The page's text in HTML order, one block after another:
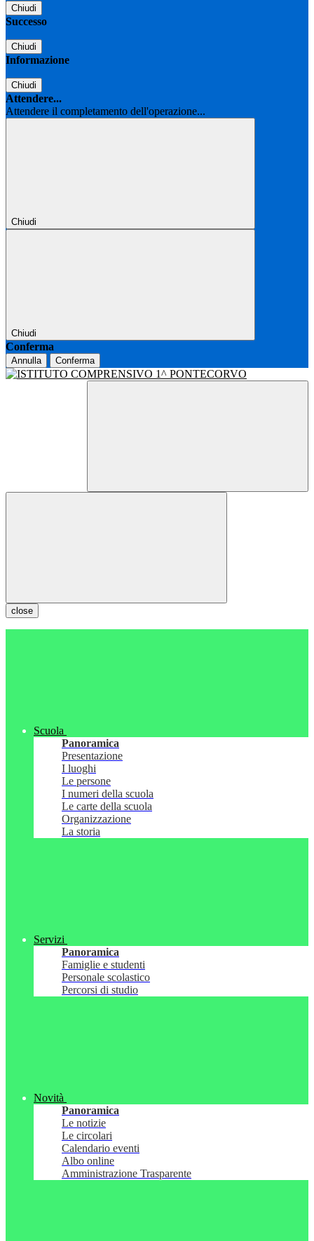
Chiudi
Successo
Chiudi
Informazione
Chiudi
Attendere...
Attendere il completamento dell'operazione...
Chiudi
Chiudi
Conferma
Annulla Conferma
close
Scuola
Panoramica
Presentazione
I luoghi
Le persone
I numeri della scuola
Le carte della scuola
Organizzazione
La storia
Servizi
Panoramica
Famiglie e studenti
Personale scolastico
Percorsi di studio
Novità
Panoramica
Le notizie
Le circolari
Calendario eventi
Albo online
Amministrazione Trasparente